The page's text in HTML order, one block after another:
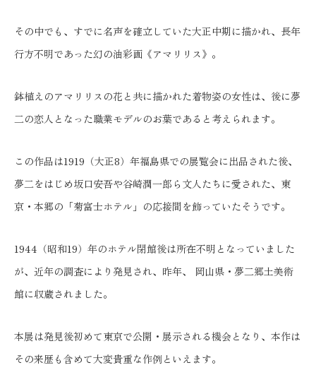
その中でも、すでに名声を確立していた大正中期に描かれ、長年
行方不明であった幻の油彩画《アマリリス》。
鉢植えのアマリリスの花と共に描かれた着物姿の女性は、後に夢
二の恋人となった職業モデルのお葉であると考えられます。
この作品は1919（大正8）年福島県での展覧会に出品された後、
夢二をはじめ坂口安吾や谷崎潤一郎ら文人たちに愛された、東
京・本郷の「菊富士ホテル」の応接間を飾っていたそうです。
1944（昭和19）年のホテル閉館後は所在不明となっていました
が、近年の調査により発見され、昨年、 岡山県・夢二郷土美術
館に収蔵されました。
本展は発見後初めて東京で公開・展示される機会となり、本作は
その来歴も含めて大変貴重な作例といえます。